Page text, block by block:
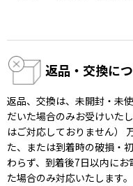
返品・交換に
返品、交換は、未開封・未
だいた場合のみお受けいた
はご対応しておりません）
た、または到着時の破損・
わらず、到着後7日以内に
た場合のみ対応いたします。